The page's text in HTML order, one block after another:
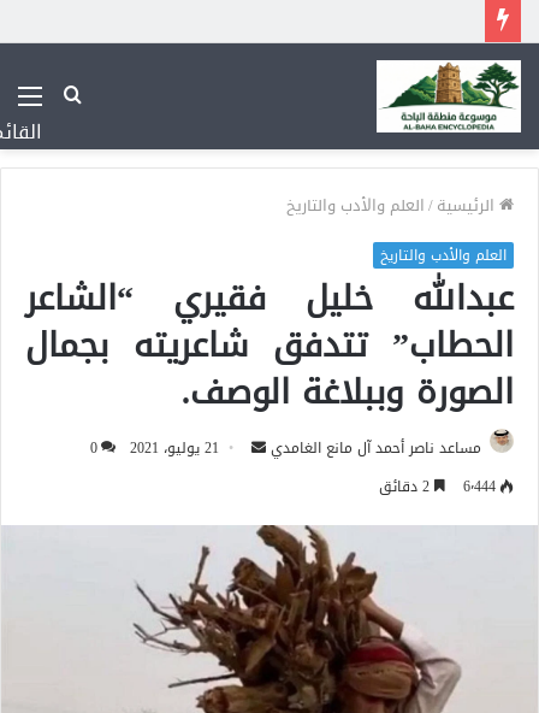
بحث
الرئيسية/العلم والأدب والتاريخ
العلم والأدب والتاريخ
عبدالله خليل فقيري “الشاعر
الحطاب” تتدفق شاعريته بجمال
الصورة وببلاغة الوصف.
مساعد ناصر أحمد آل مانع الغامدي
أرسل 21 يوليو، 2021
0
6٬444